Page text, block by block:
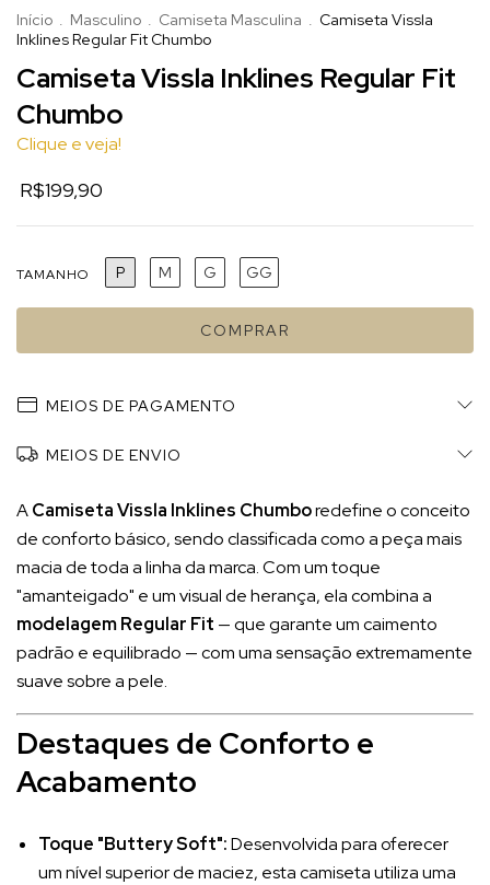
Início . Masculino . Camiseta Masculina . Camiseta Vissla
Inklines Regular Fit Chumbo
Camiseta Vissla Inklines Regular Fit
Chumbo
Clique e veja!
R$199,90
TAMANHO P M G GG
MEIOS DE PAGAMENTO
MEIOS DE ENVIO
ACamiseta Vissla Inklines Chumboredefine o conceito
de conforto básico, sendo classificada como a peça mais
macia de toda a linha da marca. Com um toque
"amanteigado" e um visual de herança, ela combina a
modelagem Regular Fit — que garante um caimento
padrão e equilibrado — com uma sensação extremamente
suave sobre a pele.
Destaques de Conforto e
Acabamento
Toque "Buttery Soft":Desenvolvida para oferecer
um nível superior de maciez, esta camiseta utiliza uma